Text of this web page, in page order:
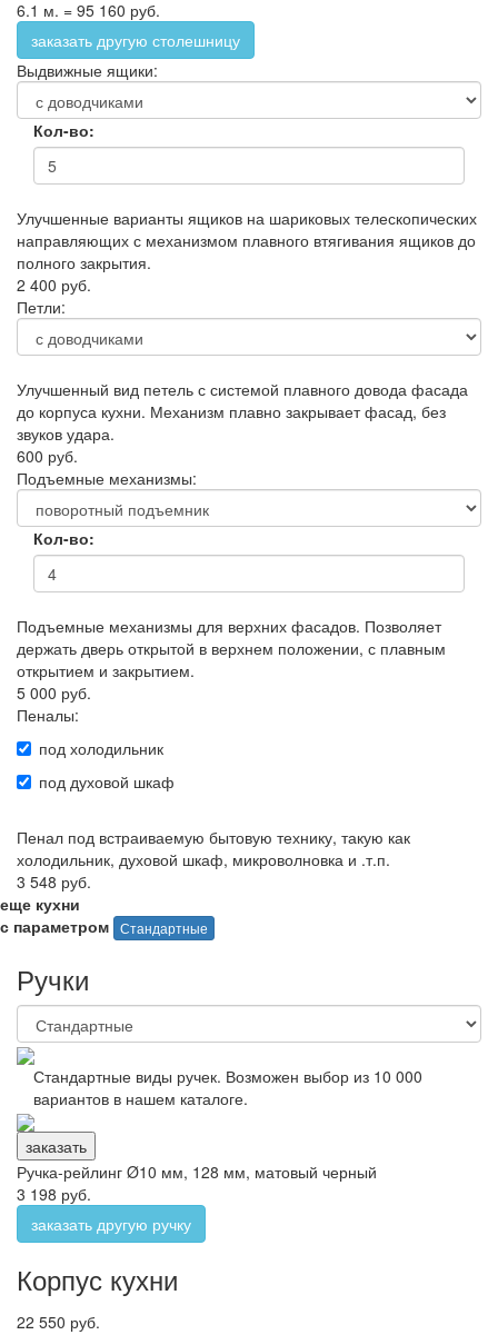
6.1 м. = 95 160 руб.
заказать другую столешницу
Выдвижные ящики:
Кол-во:
Улучшенные варианты ящиков на шариковых телескопических
направляющих с механизмом плавного втягивания ящиков до
полного закрытия.
2 400 руб.
Петли:
Улучшенный вид петель с системой плавного довода фасада
до корпуса кухни. Механизм плавно закрывает фасад, без
звуков удара.
600 руб.
Подъемные механизмы:
Кол-во:
Подъемные механизмы для верхних фасадов. Позволяет
держать дверь открытой в верхнем положении, с плавным
открытием и закрытием.
5 000 руб.
Пеналы:
под холодильник
под духовой шкаф
Пенал под встраиваемую бытовую технику, такую как
холодильник, духовой шкаф, микроволновка и .т.п.
3 548 руб.
еще кухни
с параметром Стандартные
Ручки
Стандартные виды ручек. Возможен выбор из 10 000
вариантов в нашем каталоге.
заказать
Ручка-рейлинг Ø10 мм, 128 мм, матовый черный
3 198 руб.
заказать другую ручку
Корпус кухни
22 550 руб.